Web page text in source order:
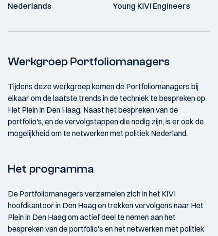
Nederlands Young KIVI Engineers
Werkgroep Portfoliomanagers
Tijdens deze werkgroep komen de Portfoliomanagers bij
elkaar om de laatste trends in de techniek te bespreken op
Het Plein in Den Haag. Naast het bespreken van de
portfolio's, en de vervolgstappen die nodig zijn, is er ook de
mogelijkheid om te netwerken met politiek Nederland.
Het programma
De Portfoliomanagers verzamelen zich in het KIVI
hoofdkantoor in Den Haag en trekken vervolgens naar Het
Plein in Den Haag om actief deel te nemen aan het
bespreken van de portfolio's en het netwerken met politiek